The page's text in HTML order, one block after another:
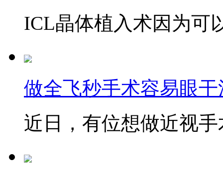
ICL晶体植入术因为可
做全飞秒手术容易眼
近日，有位想做近视